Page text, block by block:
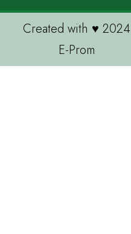
Created with ♥ 2024
E-Prom